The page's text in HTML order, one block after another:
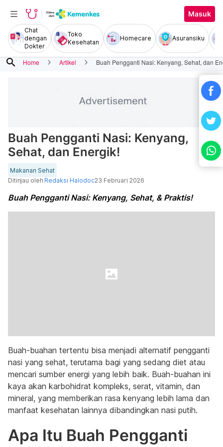
Masuk
Chat
dengan
Dokter
Toko
Kesehatan
Homecare Asuransiku
search Home Artikel Buah Pengganti Nasi: Kenyang, Sehat, dan
Buah Pengganti Nasi: Kenyang,
Sehat, dan Energik!
Makanan Sehat
Ditinjau oleh Redaksi Halodoc23 Februari 2026
Buah Pengganti Nasi: Kenyang, Sehat, & Praktis!
Buah-buahan tertentu bisa menjadi alternatif pengganti
nasi yang sehat, terutama bagi yang sedang diet atau
mencari sumber energi yang lebih baik. Buah-buahan ini
kaya akan karbohidrat kompleks, serat, vitamin, dan
mineral, yang memberikan rasa kenyang lebih lama dan
manfaat kesehatan lainnya dibandingkan nasi putih.
Apa Itu Buah Pengganti